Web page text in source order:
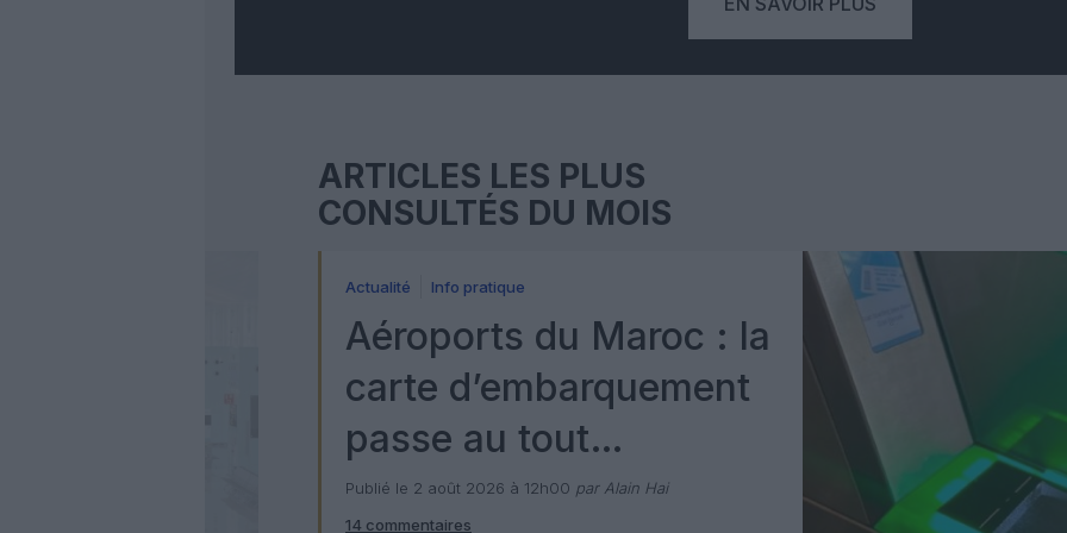
ARTICLES LES PLUS
CONSULTÉS DU MOIS
Actualité Info pratique
Aéroports du Maroc : la
carte d’embarquement
passe au tout
numérique avec Pax
Publié le 2 août 2026 à 12h00 par Alain Hai
14 commentaires